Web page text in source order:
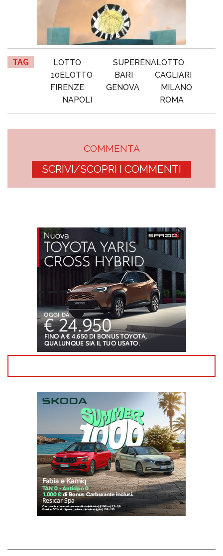
TAG LOTTO
SUPERENALOTTO
10ELOTTO
BARI
CAGLIARI
FIRENZE
GENOVA
MILANO
NAPOLI
ROMA
COMMENTA
SCRIVI/SCOPRI I COMMENTI